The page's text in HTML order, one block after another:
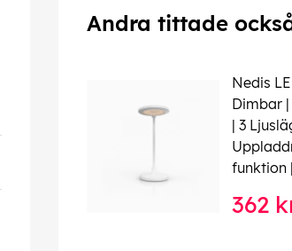
Andra tittade
Nedis
Dimbar
| 3
funktion
362